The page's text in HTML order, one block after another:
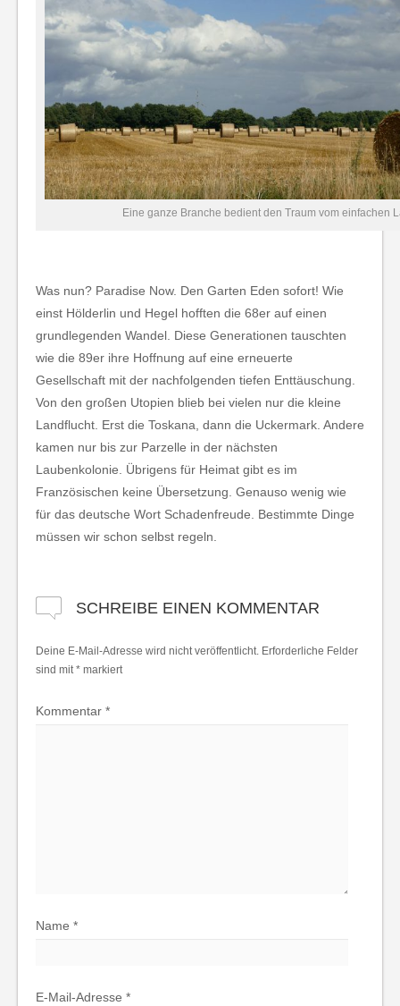
Eine ganze Branche bedient den Traum vom einfachen
Was nun? Paradise Now. Den Garten Eden sofort! Wie
einst Hölderlin und Hegel hofften die 68er auf einen
grundlegenden Wandel. Diese Generationen tauschten
wie die 89er ihre Hoffnung auf eine erneuerte
Gesellschaft mit der nachfolgenden tiefen Enttäuschung.
Von den großen Utopien blieb bei vielen nur die kleine
Landflucht. Erst die Toskana, dann die Uckermark. Andere
kamen nur bis zur Parzelle in der nächsten
Laubenkolonie. Übrigens für Heimat gibt es im
Französischen keine Übersetzung. Genauso wenig wie
für das deutsche Wort Schadenfreude. Bestimmte Dinge
müssen wir schon selbst regeln.
SCHREIBE EINEN KOMMENTAR
Deine E-Mail-Adresse wird nicht veröffentlicht. Erforderliche Felder
sind mit* markiert
Kommentar *
Name *
E-Mail-Adresse *